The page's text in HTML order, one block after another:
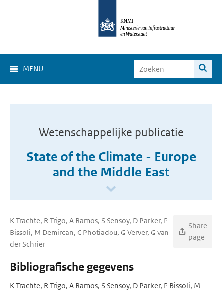
MENU
Wetenschappelijke publicatie
State of the Climate - Europe
and the Middle East
K Trachte, R Trigo, A Ramos, S Sensoy, D Parker, P
Bissoli, M Demircan, C Photiadou, G Verver, G van
der Schrier
Share
page
Bibliografische gegevens
K Trachte, R Trigo, A Ramos, S Sensoy, D Parker, P Bissoli, M